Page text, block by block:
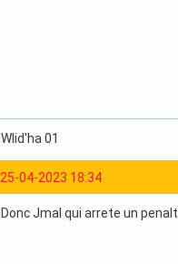
Wlid'ha 01
25-04-2023 18:34
Donc Jmal qui arrete un